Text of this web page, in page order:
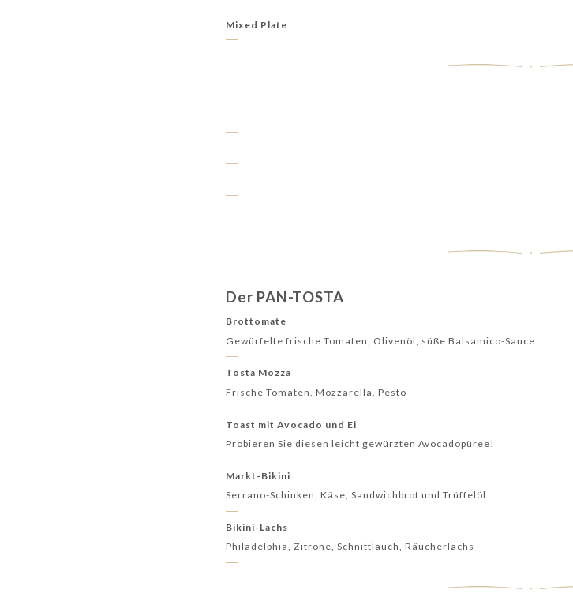
Mixed Plate
Der PAN-TOSTA
Brottomate
Gewürfelte frische Tomaten, Olivenöl, süße Balsamico-Sauce
Tosta Mozza
Frische Tomaten, Mozzarella, Pesto
Toast mit Avocado und Ei
Probieren Sie diesen leicht gewürzten Avocadopüree!
Markt-Bikini
Serrano-Schinken, Käse, Sandwichbrot und Trüffelöl
Bikini-Lachs
Philadelphia, Zitrone, Schnittlauch, Räucherlachs